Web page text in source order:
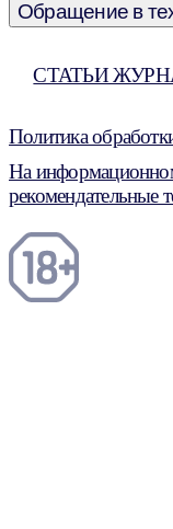
Обращение в
СТАТЬИ
Политика
На
рекомендательные